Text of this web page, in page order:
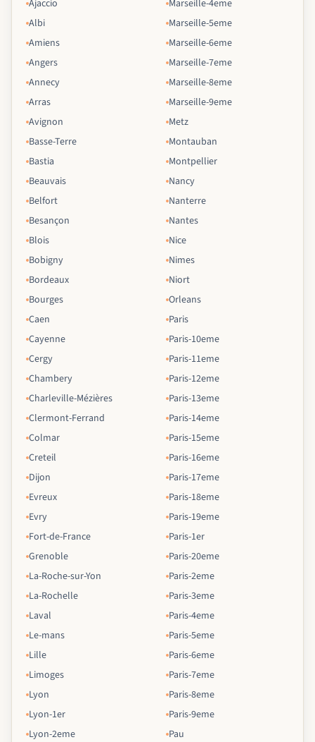
Ajaccio
Albi
Amiens
Angers
Annecy
Arras
Avignon
Basse-Terre
Bastia
Beauvais
Belfort
Besançon
Blois
Bobigny
Bordeaux
Bourges
Caen
Cayenne
Cergy
Chambery
Charleville-Mézières
Clermont-Ferrand
Colmar
Creteil
Dijon
Evreux
Evry
Fort-de-France
Grenoble
La-Roche-sur-Yon
La-Rochelle
Laval
Le-mans
Lille
Limoges
Lyon
Lyon-1er
Lyon-2eme
Marseille-4eme
Marseille-5eme
Marseille-6eme
Marseille-7eme
Marseille-8eme
Marseille-9eme
Metz
Montauban
Montpellier
Nancy
Nanterre
Nantes
Nice
Nimes
Niort
Orleans
Paris
Paris-10eme
Paris-11eme
Paris-12eme
Paris-13eme
Paris-14eme
Paris-15eme
Paris-16eme
Paris-17eme
Paris-18eme
Paris-19eme
Paris-1er
Paris-20eme
Paris-2eme
Paris-3eme
Paris-4eme
Paris-5eme
Paris-6eme
Paris-7eme
Paris-8eme
Paris-9eme
Pau